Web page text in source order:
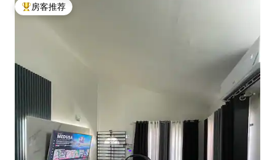
热门「房客推荐」
房客推荐